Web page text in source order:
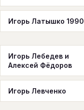
Игорь Латышко 1990
Игорь Лебедев и
Алексей Фёдоров
Игорь Левченко